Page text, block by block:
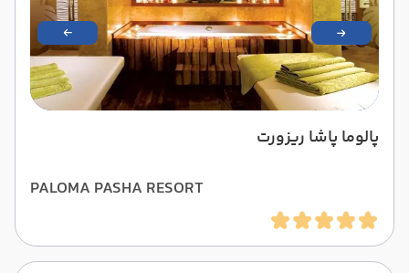
پالوما پاشا ریزورت
PALOMA PASHA RESORT